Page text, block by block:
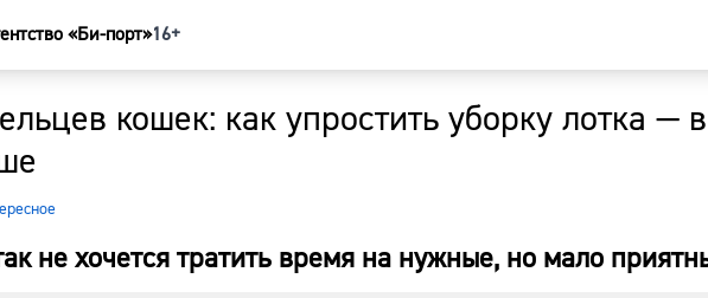
«Би-порт»16+
кошек: как упростить уборку лотка —
не хочется тратить время на нужные, но мало
Главная
Наши